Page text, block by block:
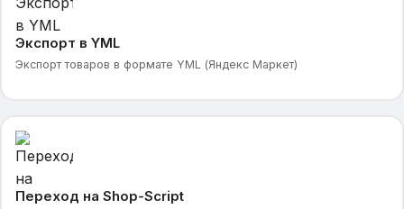
Экспорт в YML
Экспорт товаров в формате YML (Яндекс Маркет)
Переход на Shop-Script